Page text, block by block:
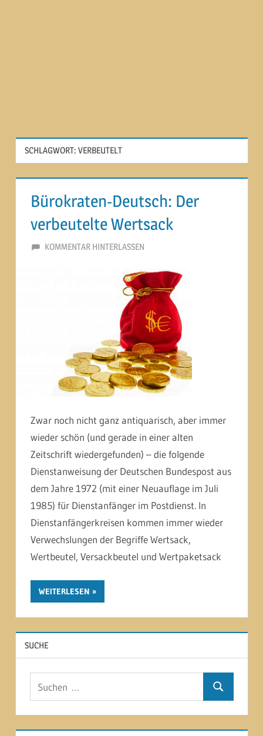
SCHLAGWORT: VERBEUTELT
Bürokraten-Deutsch: Der
verbeutelte Wertsack
12. JANUAR 2013
MARTINA BERG
KOMMENTAR HINTERLASSEN
Zwar noch nicht ganz antiquarisch, aber immer
wieder schön (und gerade in einer alten
Zeitschrift wiedergefunden) – die folgende
Dienstanweisung der Deutschen Bundespost aus
dem Jahre 1972 (mit einer Neuauflage im Juli
1985) für Dienstanfänger im Postdienst. In
Dienstanfängerkreisen kommen immer wieder
Verwechslungen der Begriffe Wertsack,
Wertbeutel, Versackbeutel und Wertpaketsack
WEITERLESEN
SUCHE
Suchen